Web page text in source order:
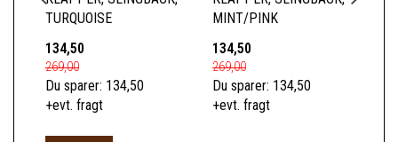
TURQUOISE
134,50
269,00
Du sparer: 134,50
+evt. fragt
MINT/PINK
134,50
269,00
Du sparer: 134,50
+evt. fragt